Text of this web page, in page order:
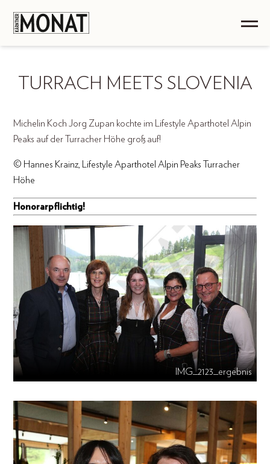
TURRACH MEETS SLOVENIA
Michelin Koch Jorg Zupan kochte im Lifestyle Aparthotel Alpin
Peaks auf der Turracher Höhe groß auf!
© Hannes Krainz, Lifestyle Aparthotel Alpin Peaks Turracher
Höhe
Honorarpflichtig!
IMG_2123_ergebnis